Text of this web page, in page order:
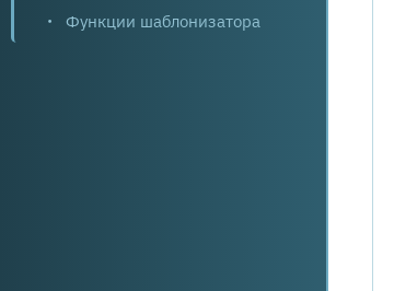
Функции шаблонизатора